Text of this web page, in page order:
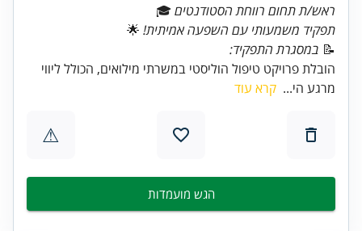
ראש/ת תחום רווחת הסטודנטים 🎓
תפקיד משמעותי עם השפעה אמיתית!
📝 במסגרת התפקיד:
הובלת פרויקט טיפול הוליסטי במשרתי מילואים, הכולל ליווי
מרגע הי... קרא עוד
⚠
הגש מועמדות